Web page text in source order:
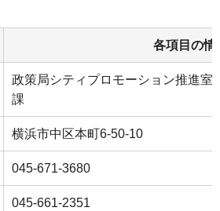
各項目の情
政策局シティプロモーション推進室
課
横浜市中区本町6-50-10
045-671-3680
045-661-2351